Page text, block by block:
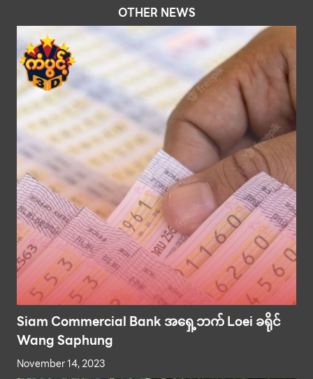
OTHER NEWS
Siam Commercial Bank အရှေ့ဘက် Loei ခရိုင်
Wang Saphung
November 14, 2023